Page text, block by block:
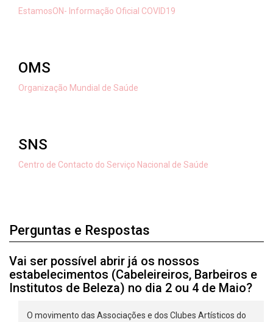
EstamosON- Informação Oficial COVID19
OMS
Organização Mundial de Saúde
SNS
Centro de Contacto do Serviço Nacional de Saúde
Perguntas e Respostas
Vai ser possível abrir já os nossos
estabelecimentos (Cabeleireiros, Barbeiros e
Institutos de Beleza) no dia 2 ou 4 de Maio?
O movimento das Associações e dos Clubes Artísticos do